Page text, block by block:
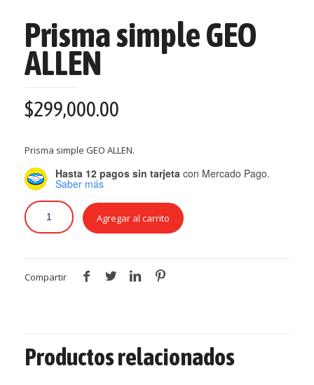
Prisma simple GEO
ALLEN
$299,000.00
Prisma simple GEO ALLEN.
Hasta 12 pagos sin tarjeta con Mercado Pago.
Saber más
Agregar al carrito
Compartir
Productos relacionados